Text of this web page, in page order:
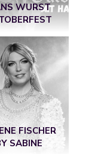
WURST
FISCHER
SABINE